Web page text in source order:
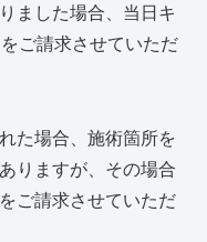
ました場合、当日キ
ご請求させていただ
た場合、施術箇所を
りますが、その場合
ご請求させていただ